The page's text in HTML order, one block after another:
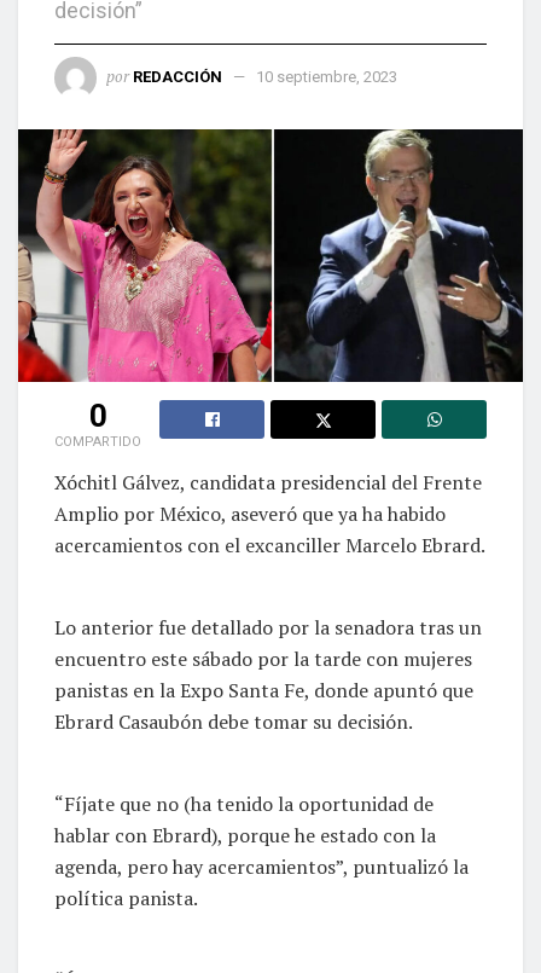
decisión”
por REDACCIÓN 10 septiembre, 2023
0
COMPARTIDO
Xóchitl Gálvez, candidata presidencial del Frente
Amplio por México, aseveró que ya ha habido
acercamientos con el excanciller Marcelo Ebrard.
Lo anterior fue detallado por la senadora tras un
encuentro este sábado por la tarde con mujeres
panistas en la Expo Santa Fe, donde apuntó que
Ebrard Casaubón debe tomar su decisión.
“Fíjate que no (ha tenido la oportunidad de
hablar con Ebrard), porque he estado con la
agenda, pero hay acercamientos”, puntualizó la
política panista.